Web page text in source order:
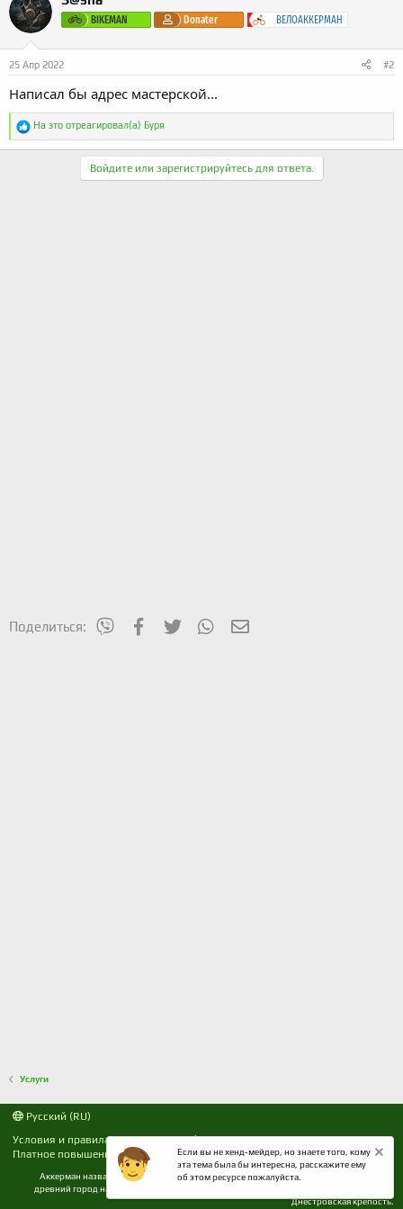
BIKEMAN Donater ВЕЛОАККЕРМАН
25 Апр 2022 #2
Написал бы адрес мастерской...
Р
а
На это отреагировал(а) Буря
Войдите или зарегистрируйтесь для ответа.
Поделиться: mes_viberFacebook
Twitter WhatsAppЭлектронная почта
Услуги
Русский (RU)
Условия и правила
Политика конфиденциальности
Платное повышение
Помощь
R
S
S
Аккерман название города Белгород-Днестровский до 1944 года. Расположен наш
древний город на берегу Днестровского лимана в Одесской области где и Белгород-
Днестровская крепость.
Если вы не хенд-мейдер, но знаете того, кому
эта тема была бы интересна, расскажите ему
об этом ресурсе пожалуйста.